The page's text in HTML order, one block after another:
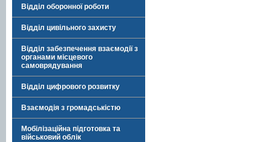
Відділ оборонної роботи
Відділ цивільного захисту
Відділ забезпечення взаємодії з
органами місцевого
самоврядування
Відділ цифрового розвитку
Взаємодія з громадськістю
Мобілізаційна підготовка та
військовий облік